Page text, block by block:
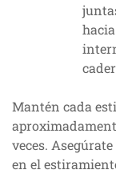
Mantén cada
veces.
en el